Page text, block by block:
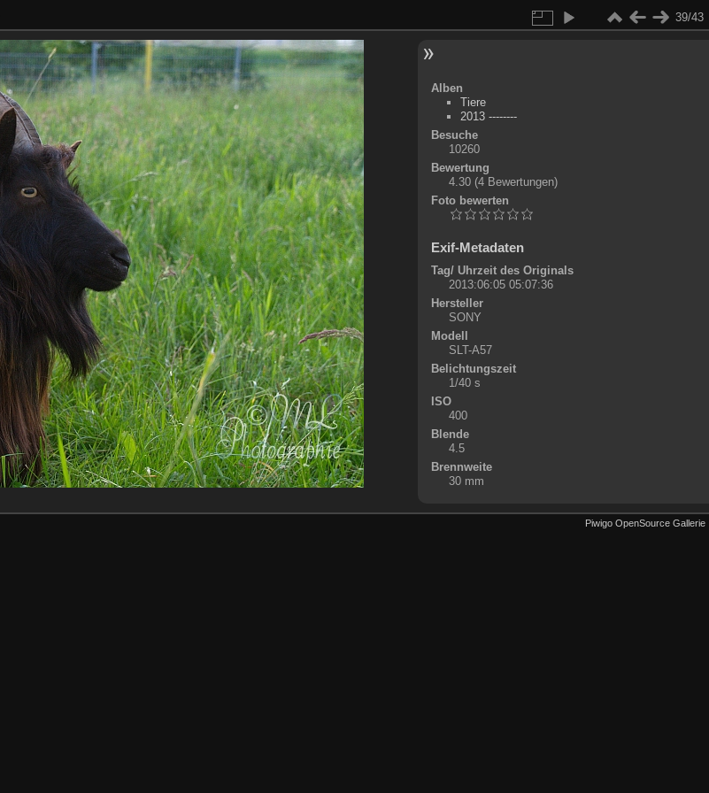
39/43
Alben
Tiere
2013 --------
Besuche
10260
Bewertung
4.30 (4 Bewertungen)
Foto bewerten
Exif-Metadaten
Tag/ Uhrzeit des Originals
2013:06:05 05:07:36
Hersteller
SONY
Modell
SLT-A57
Belichtungszeit
1/40 s
ISO
400
Blende
4.5
Brennweite
30 mm
Piwigo OpenSource Gallerie